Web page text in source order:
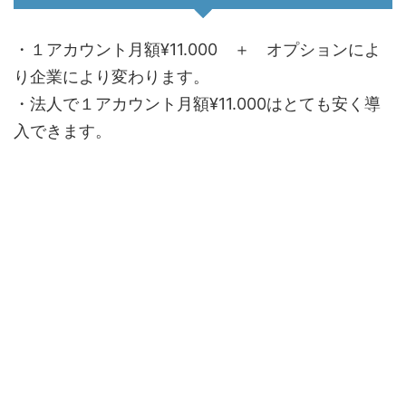
・１アカウント月額¥11.000 ＋ オプションによ
り企業により変わります。
・法人で１アカウント月額¥11.000はとても安く導
入できます。